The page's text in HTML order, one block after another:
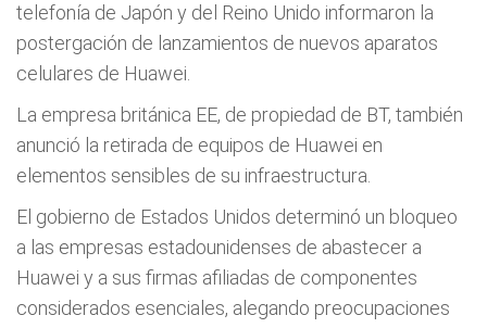
telefonía de Japón y del Reino Unido informaron la
postergación de lanzamientos de nuevos aparatos
celulares de Huawei.
La empresa británica EE, de propiedad de BT, también
anunció la retirada de equipos de Huawei en
elementos sensibles de su infraestructura.
El gobierno de Estados Unidos determinó un bloqueo
a las empresas estadounidenses de abastecer a
Huawei y a sus firmas afiliadas de componentes
considerados esenciales, alegando preocupaciones